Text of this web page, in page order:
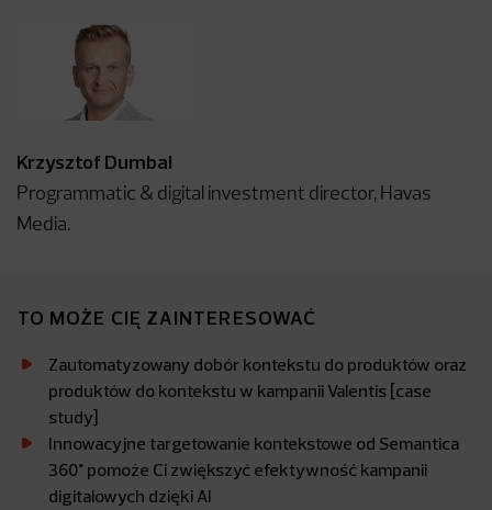
Krzysztof Dumbal
Programmatic & digital investment director, Havas
Media.
TO MOŻE CIĘ ZAINTERESOWAĆ
Zautomatyzowany dobór kontekstu do produktów oraz
produktów do kontekstu w kampanii Valentis [case
study]
Innowacyjne targetowanie kontekstowe od Semantica
360° pomoże Ci zwiększyć efektywność kampanii
digitalowych dzięki AI